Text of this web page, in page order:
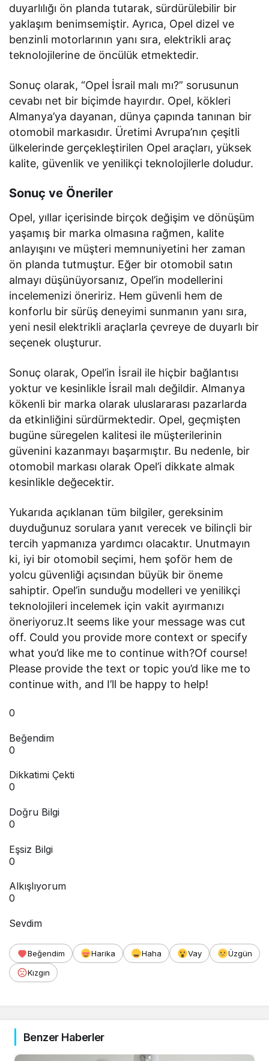
duyarlılığı ön planda tutarak, sürdürülebilir bir
yaklaşım benimsemiştir. Ayrıca, Opel dizel ve
benzinli motorlarının yanı sıra, elektrikli araç
teknolojilerine de öncülük etmektedir.
Sonuç olarak, “Opel İsrail malı mı?” sorusunun
cevabı net bir biçimde hayırdır. Opel, kökleri
Almanya’ya dayanan, dünya çapında tanınan bir
otomobil markasıdır. Üretimi Avrupa’nın çeşitli
ülkelerinde gerçekleştirilen Opel araçları, yüksek
kalite, güvenlik ve yenilikçi teknolojilerle doludur.
Sonuç ve Öneriler
Opel, yıllar içerisinde birçok değişim ve dönüşüm
yaşamış bir marka olmasına rağmen, kalite
anlayışını ve müşteri memnuniyetini her zaman
ön planda tutmuştur. Eğer bir otomobil satın
almayı düşünüyorsanız, Opel’in modellerini
incelemenizi öneririz. Hem güvenli hem de
konforlu bir sürüş deneyimi sunmanın yanı sıra,
yeni nesil elektrikli araçlarla çevreye de duyarlı bir
seçenek oluşturur.
Sonuç olarak, Opel’in İsrail ile hiçbir bağlantısı
yoktur ve kesinlikle İsrail malı değildir. Almanya
kökenli bir marka olarak uluslararası pazarlarda
da etkinliğini sürdürmektedir. Opel, geçmişten
bugüne süregelen kalitesi ile müşterilerinin
güvenini kazanmayı başarmıştır. Bu nedenle, bir
otomobil markası olarak Opel’i dikkate almak
kesinlikle değecektir.
Yukarıda açıklanan tüm bilgiler, gereksinim
duyduğunuz sorulara yanıt verecek ve bilinçli bir
tercih yapmanıza yardımcı olacaktır. Unutmayın
ki, iyi bir otomobil seçimi, hem şoför hem de
yolcu güvenliği açısından büyük bir öneme
sahiptir. Opel’in sunduğu modelleri ve yenilikçi
teknolojileri incelemek için vakit ayırmanızı
öneriyoruz.It seems like your message was cut
off. Could you provide more context or specify
what you’d like me to continue with?Of course!
Please provide the text or topic you’d like me to
continue with, and I’ll be happy to help!
0
Beğendim
0
Dikkatimi Çekti
0
Doğru Bilgi
0
Eşsiz Bilgi
0
Alkışlıyorum
0
Sevdim
Beğendim Harika Haha Vay
Üzgün
Kızgın
Benzer Haberler